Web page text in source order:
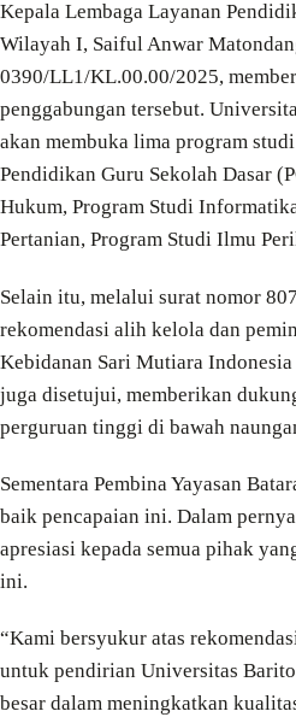
Kepala Lembaga Layanan
Wilayah I, Saiful Anwar
0390/LL1/KL.00.00/2025,
penggabungan tersebut.
akan membuka lima program
Pendidikan Guru Sekolah Dasar
Hukum, Program Studi
Pertanian, Program Studi Ilmu
Selain itu, melalui surat nomor
rekomendasi alih kelola dan
Kebidanan Sari Mutiara
juga disetujui, memberikan
perguruan tinggi di bawah
Sementara Pembina Yayasan
baik pencapaian ini. Dalam
apresiasi kepada semua pihak
ini.
“Kami bersyukur atas
untuk pendirian Universitas
besar dalam meningkatkan